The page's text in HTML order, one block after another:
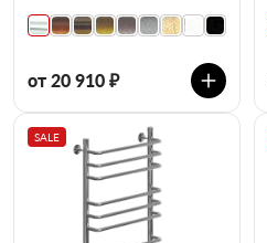
от 20 910 ₽
SALE